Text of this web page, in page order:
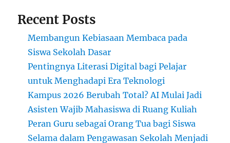
Recent Posts
Membangun Kebiasaan Membaca pada
Siswa Sekolah Dasar
Pentingnya Literasi Digital bagi Pelajar
untuk Menghadapi Era Teknologi
Kampus 2026 Berubah Total? AI Mulai Jadi
Asisten Wajib Mahasiswa di Ruang Kuliah
Peran Guru sebagai Orang Tua bagi Siswa
Selama dalam Pengawasan Sekolah Menjadi